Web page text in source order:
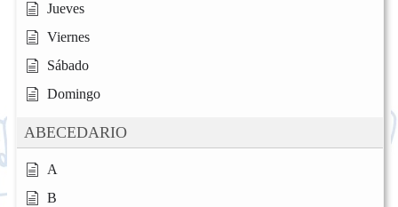
Jueves
Viernes
Sábado
Domingo
ABECEDARIO
A
B